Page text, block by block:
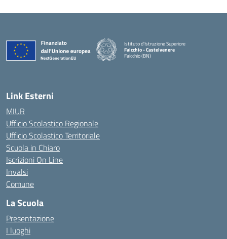
Istituto d'Istruzione Superiore
Faicchio - Castelvenere
Faicchio (BN)
Link Esterni
MIUR
Ufficio Scolastico Regionale
Ufficio Scolastico Territoriale
Scuola in Chiaro
Iscrizioni On Line
Invalsi
Comune
La Scuola
Presentazione
I luoghi